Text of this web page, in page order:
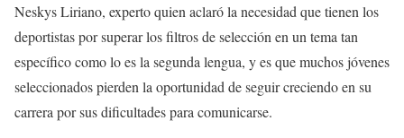
Neskys Liriano, experto quien aclaró la necesidad que tienen los
deportistas por superar los filtros de selección en un tema tan
específico como lo es la segunda lengua, y es que muchos jóvenes
seleccionados pierden la oportunidad de seguir creciendo en su
carrera por sus dificultades para comunicarse.